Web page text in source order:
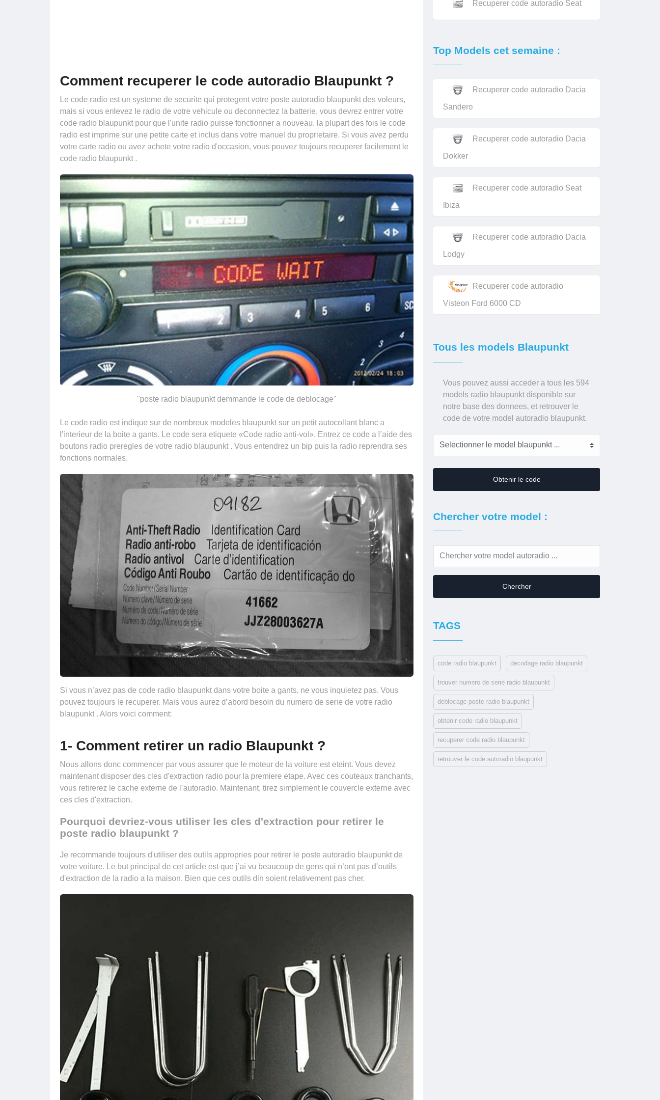
Comment recuperer le code autoradio Blaupunkt ?
Le code radio est un systeme de securite qui protegent votre poste autoradio blaupunkt des voleurs,
mais si vous enlevez le radio de votre vehicule ou deconnectez la batterie, vous devrez entrer votre
code radio blaupunkt pour que l'unite radio puisse fonctionner a nouveau. la plupart des fois le code
radio est imprime sur une petite carte et inclus dans votre manuel du proprietaire. Si vous avez perdu
votre carte radio ou avez achete votre radio d'occasion, vous pouvez toujours recuperer facilement le
code radio blaupunkt .
"poste radio blaupunkt demmande le code de deblocage"
Le code radio est indique sur de nombreux modeles blaupunkt sur un petit autocollant blanc a
l'interieur de la boite a gants. Le code sera etiquete «Code radio anti-vol». Entrez ce code a l’aide des
boutons radio preregles de votre radio blaupunkt . Vous entendrez un bip puis la radio reprendra ses
fonctions normales.
Si vous n’avez pas de code radio blaupunkt dans votre boite a gants, ne vous inquietez pas. Vous
pouvez toujours le recuperer. Mais vous aurez d’abord besoin du numero de serie de votre radio
blaupunkt . Alors voici comment:
1- Comment retirer un radio Blaupunkt ?
Nous allons donc commencer par vous assurer que le moteur de la voiture est eteint. Vous devez
maintenant disposer des cles d'extraction radio pour la premiere etape. Avec ces couteaux tranchants,
vous retirerez le cache externe de l’autoradio. Maintenant, tirez simplement le couvercle externe avec
ces cles d'extraction.
Pourquoi devriez-vous utiliser les cles d'extraction pour retirer le
poste radio blaupunkt ?
Je recommande toujours d'utiliser des outils appropries pour retirer le poste autoradio blaupunkt de
votre voiture. Le but principal de cet article est que j’ai vu beaucoup de gens qui n’ont pas d’outils
d'extraction de la radio a la maison. Bien que ces outils din soient relativement pas cher.
Recuperer code autoradio Seat
Top Models cet semaine :
Recuperer code autoradio Dacia
Sandero
Recuperer code autoradio Dacia
Dokker
Recuperer code autoradio Seat
Ibiza
Recuperer code autoradio Dacia
Lodgy
Recuperer code autoradio
Visteon Ford 6000 CD
Tous les models Blaupunkt
Vous pouvez aussi acceder a tous les 594
models radio blaupunkt disponible sur
notre base des donnees, et retrouver le
code de votre model autoradio blaupunkt.
Obtenir le code
Chercher votre model :
Chercher
TAGS
code radio blaupunkt decodage radio blaupunkt
trouver numero de serie radio blaupunkt
deblocage poste radio blaupunkt
obtenir code radio blaupunkt
recuperer code radio blaupunkt
retrouver le code autoradio blaupunkt